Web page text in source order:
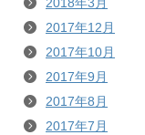
2017年12月
2017年10月
2017年9月
2017年8月
2017年7月